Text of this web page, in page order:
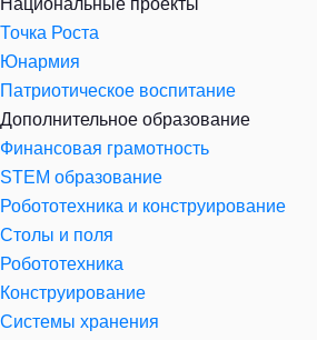
Национальные проекты
Точка Роста
Юнармия
Патриотическое воспитание
Дополнительное образование
Финансовая грамотность
STEM образование
Робототехника и конструирование
Столы и поля
Робототехника
Конструирование
Системы хранения